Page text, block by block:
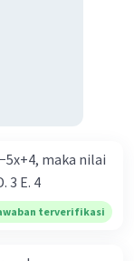
maka nilai
3 E. 4
terverifikasi